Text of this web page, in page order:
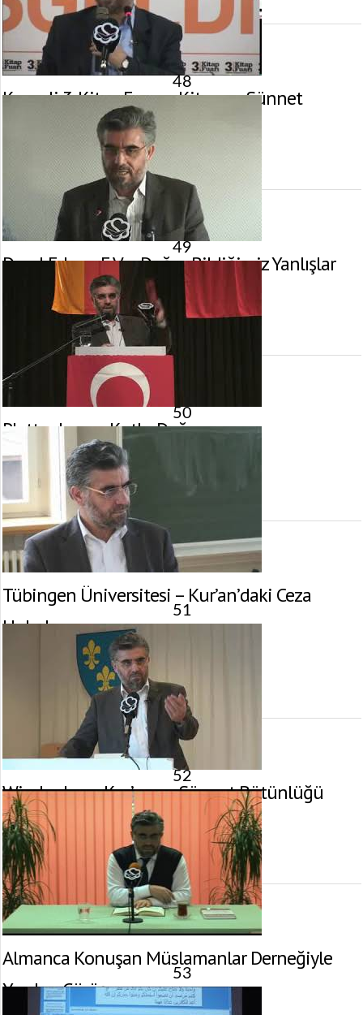
görüntülenme
Kocaeli 3. Kitap Fuarı – Kitap ve Sünnet
14 Mayıs 2011 tarihinde yayınlandı.
görüntülenme
48
Darul Erkam E.V. – Doğru Bildiğimiz Yanlışlar
17 Nisan 2011 tarihinde yayınlandı.
4.971
görüntülenme
49
Plettenberg – Kutlu Doğum
17 Nisan 2011 tarihinde yayınlandı.
Gösterim:
2.980
görüntülenme
50
Tübingen Üniversitesi – Kur’an’daki Ceza
Hukuku
16 Nisan 2011 tarihinde yayınlandı.
51
Wiesbaden – Kur’an ve Sünnet Bütünlüğü
16 Nisan 2011 tarihinde yayınlandı.
Gösterim:
görüntülenme
52
Almanca Konuşan Müslamanlar Derneğiyle
Yapılan Görüşme
53